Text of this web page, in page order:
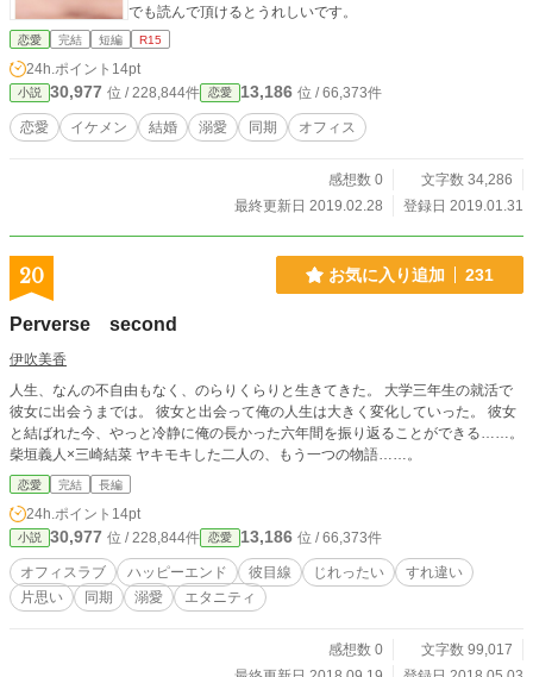
でも読んで頂けるとうれしいです。
恋愛 完結 短編 R15
24h.ポイント 14pt
小説 30,977 位 / 228,844件 恋愛 13,186 位 / 66,373件
恋愛 イケメン 結婚 溺愛 同期 オフィス
感想数 0
文字数 34,286
最終更新日 2019.02.28
登録日 2019.01.31
20 お気に入り追加 231
Perverse second
伊吹美香
人生、なんの不自由もなく、のらりくらりと生きてきた。 大学三年生の就活で
彼女に出会うまでは。 彼女と出会って俺の人生は大きく変化していった。 彼女
と結ばれた今、やっと冷静に俺の長かった六年間を振り返ることができる……。
柴垣義人×三崎結菜 ヤキモキした二人の、もう一つの物語……。
恋愛 完結 長編
24h.ポイント 14pt
小説 30,977 位 / 228,844件 恋愛 13,186 位 / 66,373件
オフィスラブ ハッピーエンド 彼目線 じれったい
すれ違い
片思い
同期 溺愛 エタニティ
感想数 0
文字数 99,017